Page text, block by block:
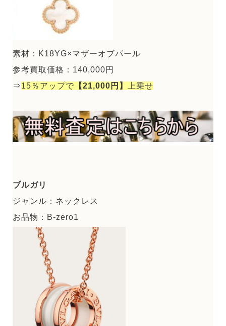
素材：K18YG×マザーオブパール
参考買取価格：140,000円
⇒15％アップで 【21,000円】 上乗せ
ブルガリ
ジャンル：ネックレス
お品物：B-zero1